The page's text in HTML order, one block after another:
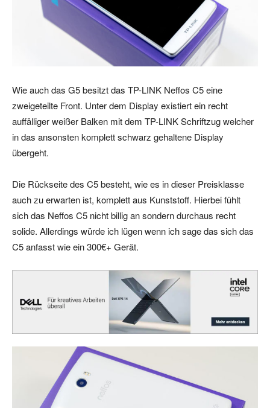
Wie auch das G5 besitzt das TP-LINK Neffos C5 eine
zweigeteilte Front. Unter dem Display existiert ein recht
auffälliger weißer Balken mit dem TP-LINK Schriftzug welcher
in das ansonsten komplett schwarz gehaltene Display
übergeht.
Die Rückseite des C5 besteht, wie es in dieser Preisklasse
auch zu erwarten ist, komplett aus Kunststoff. Hierbei fühlt
sich das Neffos C5 nicht billig an sondern durchaus recht
solide. Allerdings würde ich lügen wenn ich sage das sich das
C5 anfasst wie ein 300€+ Gerät.